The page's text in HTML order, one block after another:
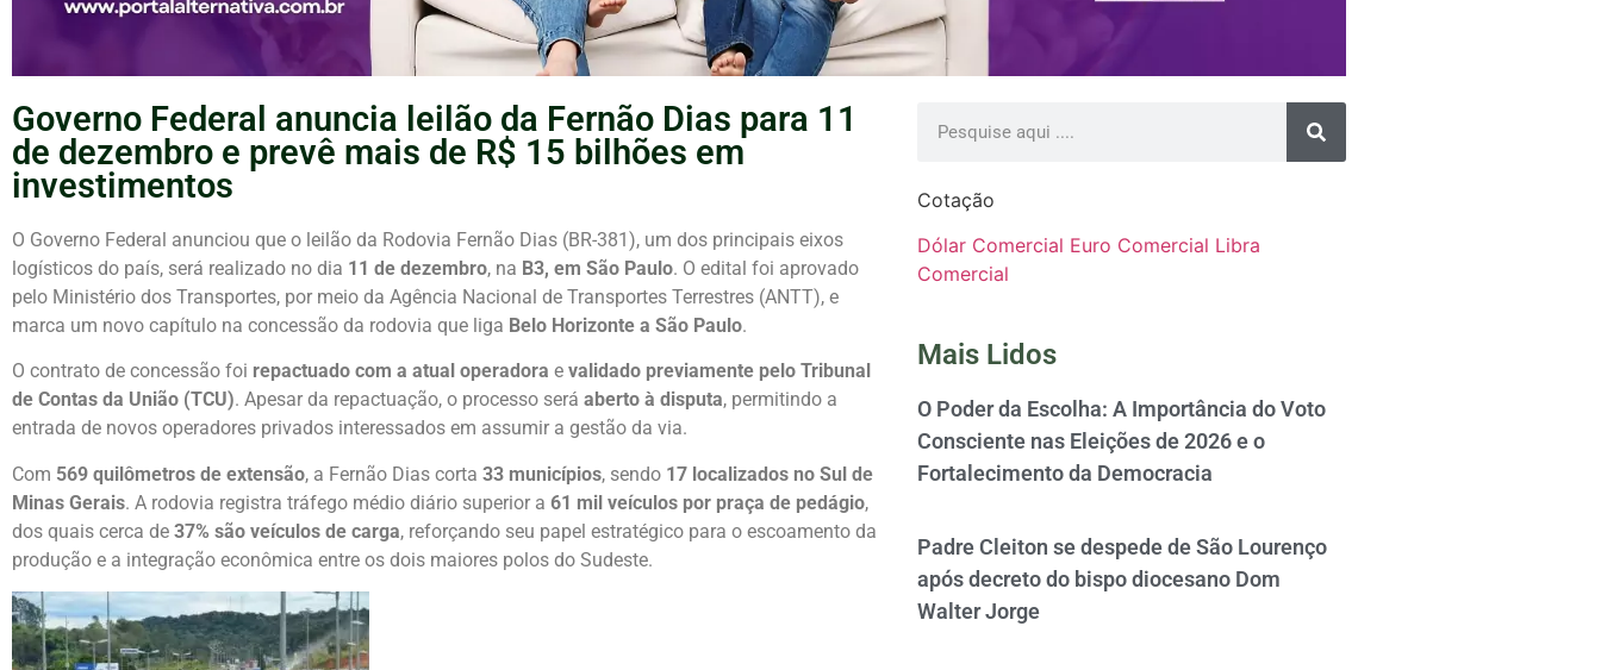
Governo Federal anuncia leilão da Fernão Dias para 11
de dezembro e prevê mais de R$ 15 bilhões em
investimentos
O Governo Federal anunciou que o leilão da Rodovia Fernão Dias (BR-381), um dos principais eixos
logísticos do país, será realizado no dia 11 de dezembro, na B3, em São Paulo. O edital foi aprovado
pelo Ministério dos Transportes, por meio da Agência Nacional de Transportes Terrestres (ANTT), e
marca um novo capítulo na concessão da rodovia que liga Belo Horizonte a São Paulo.
O contrato de concessão foi repactuado com a atual operadora e validado previamente pelo Tribunal
de Contas da União (TCU). Apesar da repactuação, o processo será aberto à disputa, permitindo a
entrada de novos operadores privados interessados em assumir a gestão da via.
Com 569 quilômetros de extensão, a Fernão Dias corta 33 municípios, sendo 17 localizados no Sul de
Minas Gerais. A rodovia registra tráfego médio diário superior a 61 mil veículos por praça de pedágio,
dos quais cerca de 37% são veículos de carga, reforçando seu papel estratégico para o escoamento da
produção e a integração econômica entre os dois maiores polos do Sudeste.
Cotação
Dólar Comercial Euro Comercial Libra
Comercial
Mais Lidos
O Poder da Escolha: A Importância do Voto
Consciente nas Eleições de 2026 e o
Fortalecimento da Democracia
Padre Cleiton se despede de São Lourenço
após decreto do bispo diocesano Dom
Walter Jorge